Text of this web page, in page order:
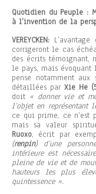
Quotidien du Peuple :
à l’invention de la
VEREYCKEN:
corrigeront le cas
des écrits témoignant,
le pays, mais évoquant
pense notamment
détaillées par Xie He
doit « donner vie et
l’objet en représentant
ce qui prime, ce n’est
mais sa valeur
Ruoxo, écrit par
(renpin) d’une
intérieure est
pleine de vie et de
hauteurs les plus
quintessence ».